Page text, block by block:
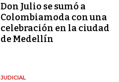
Don Julio se sumó a
Colombiamoda con una
celebración en la ciudad
de Medellín
JUDICIAL